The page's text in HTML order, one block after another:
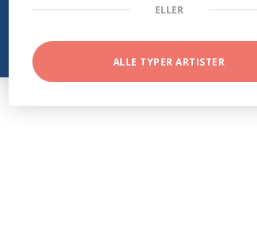
ELLER
ALLE TYPER ARTISTER